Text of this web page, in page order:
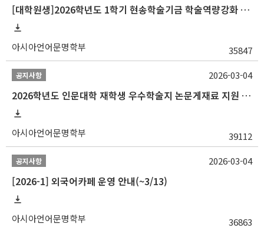
[대학원생]2026학년도 1학기 현송학술기금 학술역량강화 사업 안내
아시아언어문명학부 35847
공지사항
2026학년도 인문대학 재학생 우수학술지 논문게재료 지원 안내
아시아언어문명학부 39112
2026-03-04
공지사항
[2026-1] 외국어카페 운영 안내(~3/13)
아시아언어문명학부 36863
2026-03-04